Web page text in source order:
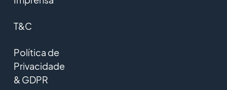
T&C
Política de
Privacidade
& GDPR